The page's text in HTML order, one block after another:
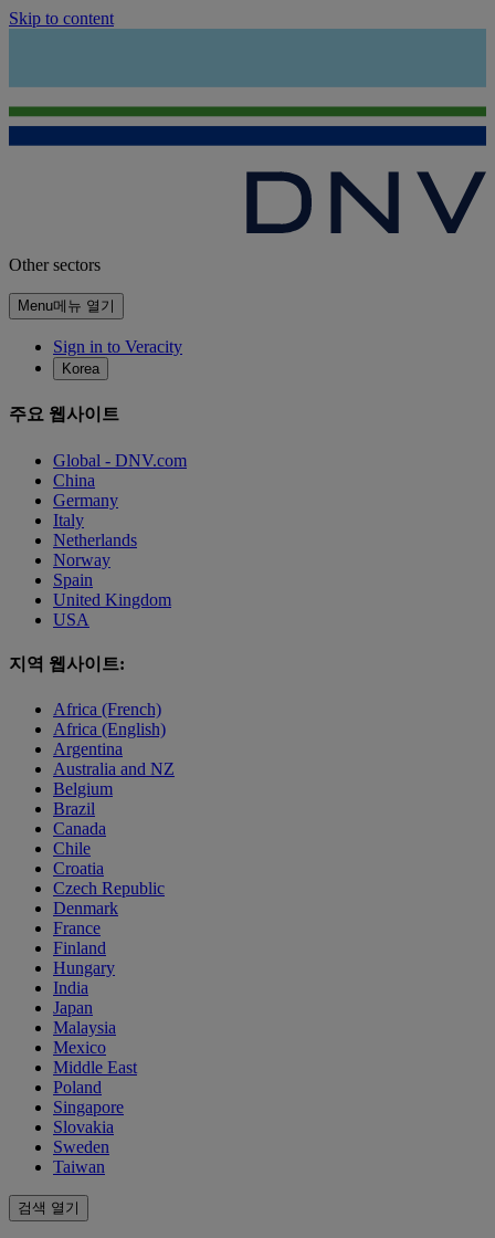
Skip to content
Other sectors
Menu메뉴 열기
Sign in to Veracity
Korea
주요 웹사이트
Global - DNV.com
China
Germany
Italy
Netherlands
Norway
Spain
United Kingdom
USA
지역 웹사이트:
Africa (French)
Africa (English)
Argentina
Australia and NZ
Belgium
Brazil
Canada
Chile
Croatia
Czech Republic
Denmark
France
Finland
Hungary
India
Japan
Malaysia
Mexico
Middle East
Poland
Singapore
Slovakia
Sweden
Taiwan
검색 열기